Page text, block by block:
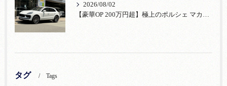
2026/08/02
タグ Tags